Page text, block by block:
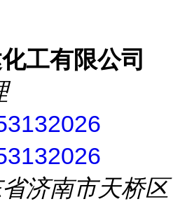
工有限公司
济南市天桥区